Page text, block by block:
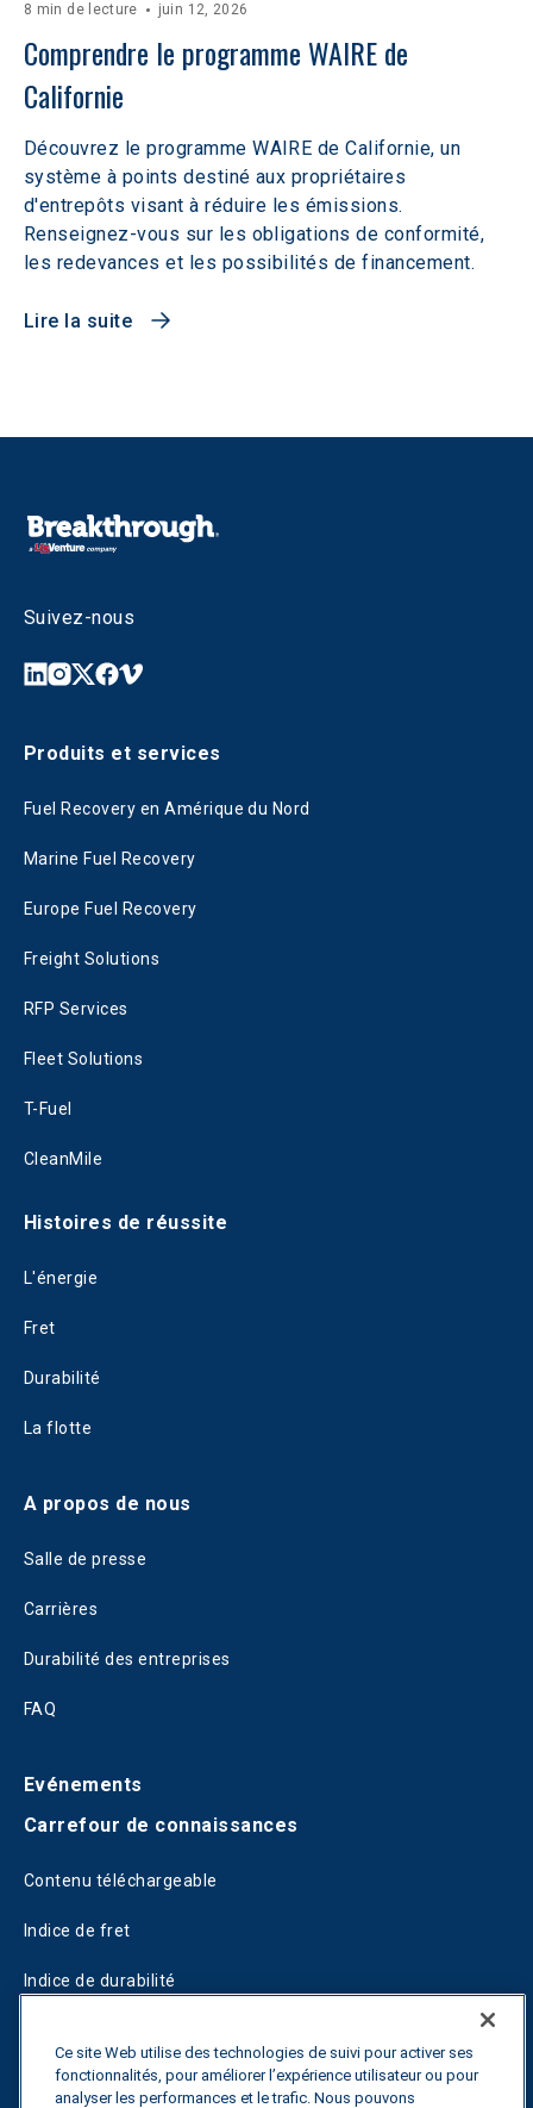
8 min de lecture juin 12, 2026
Comprendre le programme WAIRE de
Californie
Découvrez le programme WAIRE de Californie, un
système à points destiné aux propriétaires
d'entrepôts visant à réduire les émissions.
Renseignez-vous sur les obligations de conformité,
les redevances et les possibilités de financement.
Lire la suite
Suivez-nous
Produits et services
Fuel Recovery en Amérique du Nord
Marine Fuel Recovery
Europe Fuel Recovery
Freight Solutions
RFP Services
Fleet Solutions
T-Fuel
CleanMile
Histoires de réussite
L'énergie
Fret
Durabilité
La flotte
A propos de nous
Salle de presse
Carrières
Durabilité des entreprises
FAQ
Evénements
Carrefour de connaissances
Contenu téléchargeable
Indice de fret
Indice de durabilité
Guides
Ce site Web utilise des technologies de suivi pour activer ses
fonctionnalités, pour améliorer l’expérience utilisateur ou pour
analyser les performances et le trafic. Nous pouvons